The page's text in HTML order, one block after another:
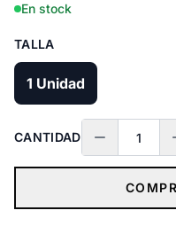
En stock
TALLA
1 Unidad
CANTIDAD